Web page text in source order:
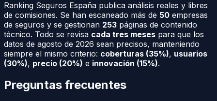
Ranking Seguros España publica análisis reales y libres
de comisiones. Se han escaneado más de 50 empresas
de seguros y se gestionan 253 páginas de contenido
técnico. Todo se revisa cada tres meses para que los
datos de agosto de 2026 sean precisos, manteniendo
siempre el mismo criterio: coberturas (35%), usuarios
(30%), precio (20%) e innovación (15%).
Preguntas frecuentes